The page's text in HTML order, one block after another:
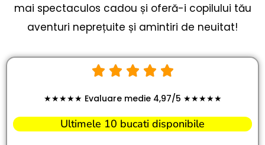
mai spectaculos cadou și oferă-i copilului tău
aventuri neprețuite și amintiri de neuitat!
★★★★★ Evaluare medie 4,97/5 ★★★★★
Ultimele 10 bucati disponibile